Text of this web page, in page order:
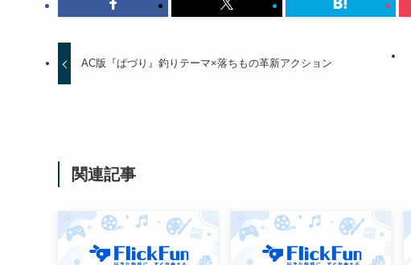
AC版『ぱづり』釣りテーマ×落ちもの革新アクション
関連記事